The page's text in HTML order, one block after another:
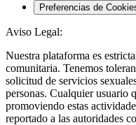
Preferencias de
Aviso Legal:
Nuestra plataforma es
comunitaria. Tenemos
solicitud de servicios
personas. Cualquier usuario
promoviendo estas
reportado a las autoridades